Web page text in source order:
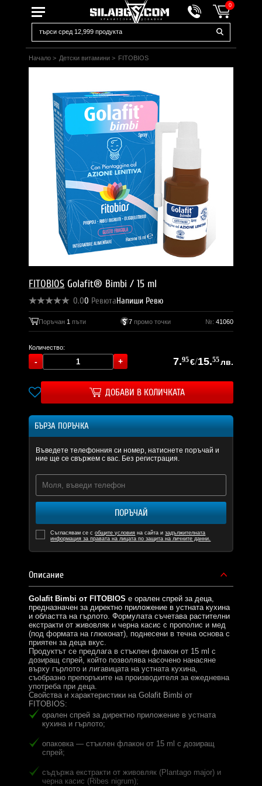
0
Начало > Детски витамини > FITOBIOS
FITOBIOS Golafit® Bimbi / 15 ml
0.00 РевютаНапиши Ревю
Поръчан 1 пъти 7промо точки №: 41060
Количество:
7.95€/15.55лв.
ДОБАВИ В КОЛИЧКАТА
БЪРЗА ПОРЪЧКА
Въведете телефонния си номер, натиснете поръчай и
ние ще се свържем с вас. Без регистрация.
ПОРЪЧАЙ
Съгласявам се собщите условия на сайта изадължителната
информация за правата на лицата по защита на личните данни.
Описание
Golafit Bimbi от FITOBIOS е орален спрей за деца,
предназначен за директно приложение в устната кухина
и областта на гърлото. Формулата съчетава растителни
екстракти от живовляк и черна касис с прополис и мед
(под формата на глюконат), поднесени в течна основа с
приятен за деца вкус.
Продуктът се предлага в стъклен флакон от 15 ml с
дозиращ спрей, който позволява насочено нанасяне
върху гърлото и лигавицата на устната кухина,
съобразно препоръките на производителя за ежедневна
употреба при деца.
Свойства и характеристики на Golafit Bimbi от
FITOBIOS:
орален спрей за директно приложение в устната
кухина и гърлото;
опаковка — стъклен флакон от 15 ml с дозиращ
спрей;
съдържа екстракти от живовляк (Plantago major) и
черна касис (Ribes nigrum);